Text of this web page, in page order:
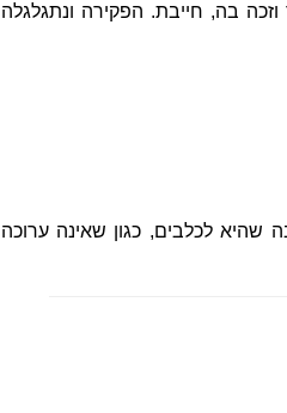
בה, חייבת. הפקירה ונתגלגלה
שהיא לכלבים, כגון שאינה ערוכה